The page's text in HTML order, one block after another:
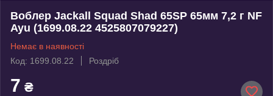
Воблер Jackall Squad Shad 65SP 65мм 7,2 г NF
Ayu (1699.08.22 4525807079227)
Немає в наявності
Код: 1699.08.22
Роздріб
7 ₴